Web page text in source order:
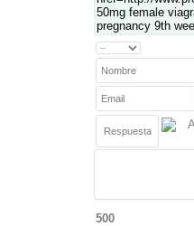
500